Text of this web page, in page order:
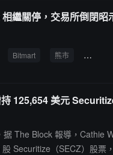
接收方按捐贈者意願行事（
增加額外工作"。他強調，
"，並反問"如果期望他們銷
繼關停，交易所倒閉昭
Bitmart 熊市 交易所
125,654 美元
The Block 報導，Cathie
Securitize（SECZ）股票